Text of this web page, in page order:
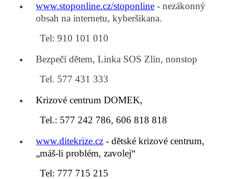
www.stoponline.cz/stoponline - nezákonný
obsah na internetu, kyberšikana.
Tel: 910 101 010
Bezpečí dětem, Linka SOS Zlín, nonstop
Tel. 577 431 333
Krizové centrum DOMEK,
Tel.: 577 242 786, 606 818 818
www.ditekrize.cz - dětské krizové centrum,
„máš-li problém, zavolej“
Tel: 777 715 215